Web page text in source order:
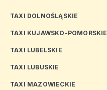
TAXI DOLNOŚLĄSKIE
TAXI KUJAWSKO-POMORSKIE
TAXI LUBELSKIE
TAXI LUBUSKIE
TAXI MAZOWIECKIE